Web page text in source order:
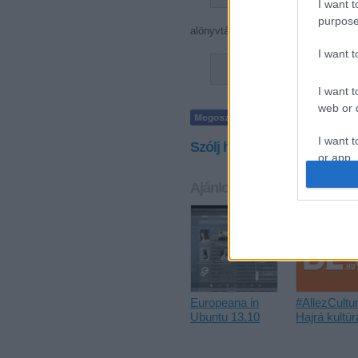
I want
I want
I want
web or
I want
or app.
I want
I want
alönyvtár törlése:
Szólj hozzá!
Ajánlott bejegyzések:
Europeana in
Ubuntu 13.10
Hajrá